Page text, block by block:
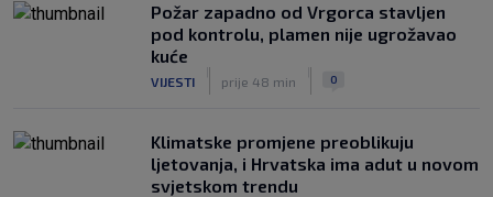
Požar zapadno od Vrgorca stavljen
pod kontrolu, plamen nije ugrožavao
kuće
VIJESTI prije 48 min 0
Klimatske promjene preoblikuju
ljetovanja, i Hrvatska ima adut u novom
svjetskom trendu